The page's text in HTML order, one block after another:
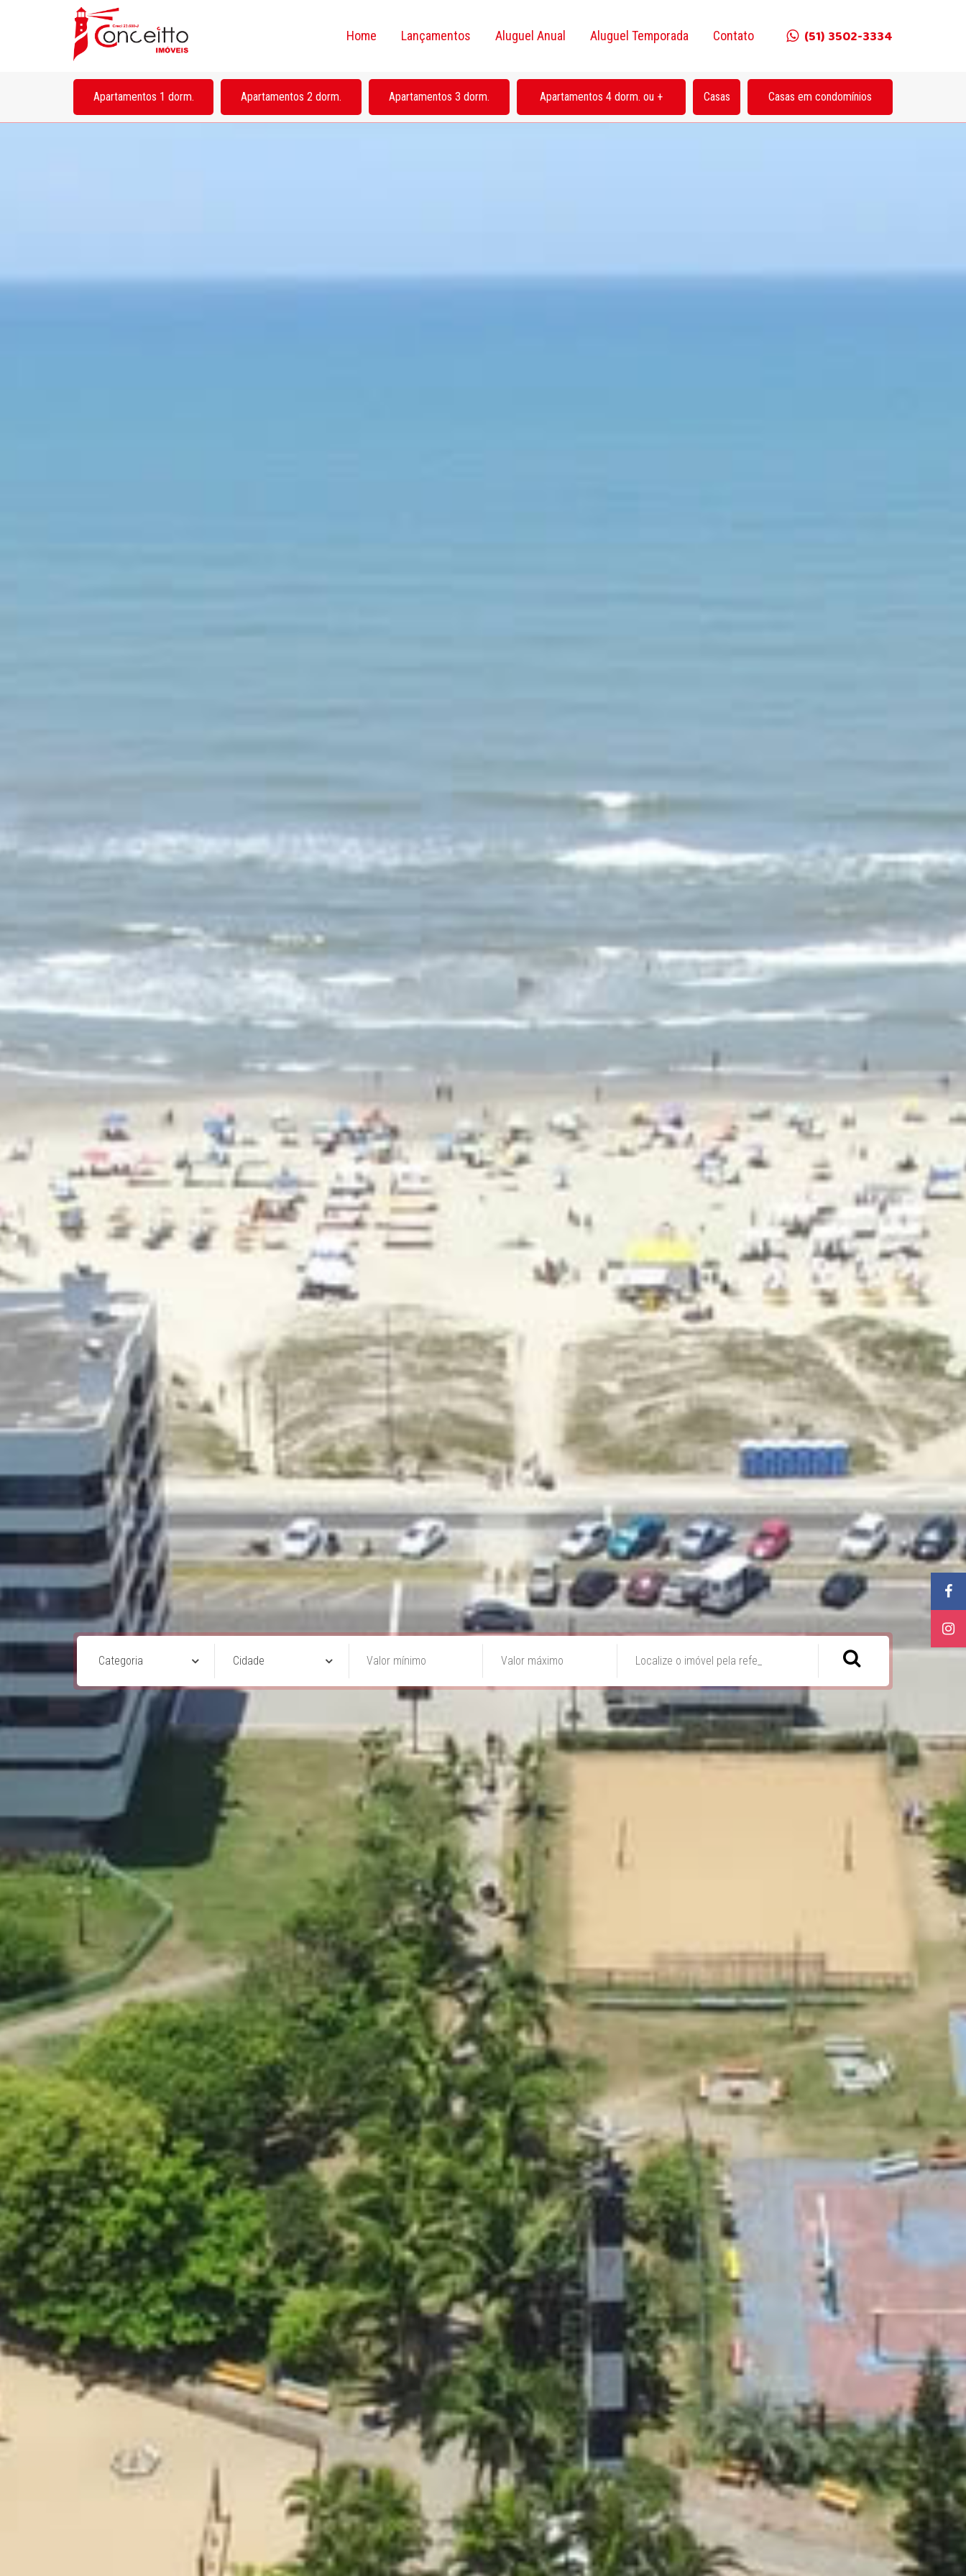
Home Lançamentos Aluguel Anual Aluguel Temporada Contato (51) 3502-3334
Apartamentos 1 dorm. Apartamentos 2 dorm. Apartamentos 3 dorm. Apartamentos 4 dorm. ou + Casas Casas em condomínios
Categoria Cidade